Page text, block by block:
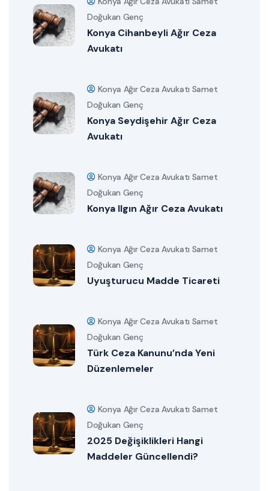
Doğukan Genç
Konya Cihanbeyli Ağır Ceza
Avukatı
Konya Ağır Ceza Avukatı Samet
Doğukan Genç
Konya Seydişehir Ağır Ceza
Avukatı
Konya Ağır Ceza Avukatı Samet
Doğukan Genç
Konya Ilgın Ağır Ceza Avukatı
Konya Ağır Ceza Avukatı Samet
Doğukan Genç
Uyuşturucu Madde Ticareti
Konya Ağır Ceza Avukatı Samet
Doğukan Genç
Türk Ceza Kanunu’nda Yeni
Düzenlemeler
Konya Ağır Ceza Avukatı Samet
Doğukan Genç
2025 Değişiklikleri Hangi
Maddeler Güncellendi?